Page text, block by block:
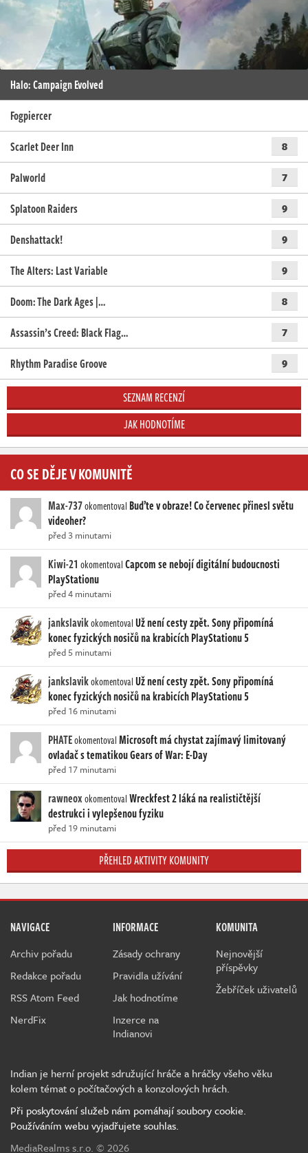
Halo: Campaign Evolved
Fogpiercer
Scarlet Deer Inn
8
Palworld 7
Splatoon Raiders 9
Denshattack! 9
The Alters: Last Variable 9
Doom: The Dark Ages |… 8
Assassin’s Creed: Black Flag… 7
Rhythm Paradise Groove 9
SEZNAM RECENZÍ
JAK HODNOTÍME
CO SE DĚJE V KOMUNITĚ
Max-737okomentoval Buďte v obraze! Co červenec přinesl světu
videoher?
před 3 minutami
Kiwi-21 okomentovalCapcom se nebojí digitální budoucnosti
PlayStationu
před 4 minutami
jankslavikokomentovalUž není cesty zpět. Sony připomíná
konec fyzických nosičů na krabicích PlayStationu 5
před 5 minutami
jankslavikokomentovalUž není cesty zpět. Sony připomíná
konec fyzických nosičů na krabicích PlayStationu 5
před 16 minutami
PHATEokomentovalMicrosoft má chystat zajímavý limitovaný
ovladač s tematikou Gears of War: E-Day
před 17 minutami
rawneoxokomentovalWreckfest 2 láká na realističtější
destrukci i vylepšenou fyziku
před 19 minutami
PŘEHLED AKTIVITY KOMUNITY
NAVIGACE
Archiv pořadu
Redakce pořadu
RSS Atom Feed
NerdFix
INFORMACE
Zásady ochrany
Pravidla užívání
Jak hodnotíme
Inzerce na
Indianovi
KOMUNITA
Nejnovější
příspěvky
Žebříček uživatelů
Indian je herní projekt sdružující hráče a hráčky všeho věku
kolem témat o počítačových a konzolových hrách.
Při poskytování služeb nám pomáhají soubory cookie.
Používáním webu vyjadřujete souhlas.
MediaRealms s.r.o. © 2026